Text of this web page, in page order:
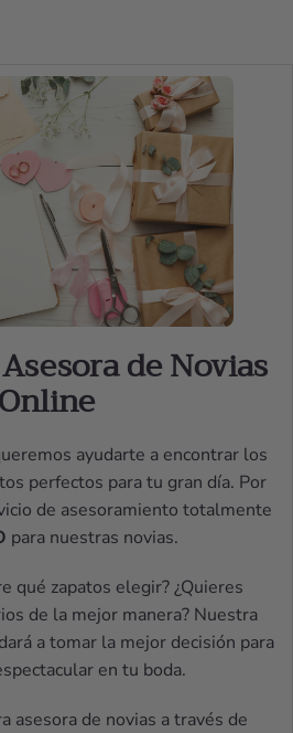
de Novias
Online
ayudarte a encontrar los
perfectos para tu gran día. Por
de asesoramiento totalmente
para nuestras novias.
qué zapatos elegir? ¿Quieres
de la mejor manera? Nuestra
a tomar la mejor decisión para
en tu boda.
asesora de novias a través de